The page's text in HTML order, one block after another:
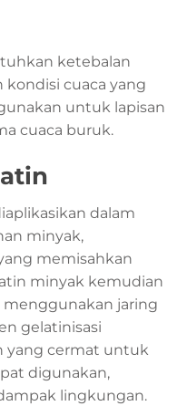
ketebalan
cuaca yang
untuk lapisan
cuaca buruk.
dalam
minyak,
memisahkan
minyak kemudian
jaring
gelatinisasi
cermat untuk
digunakan,
lingkungan.